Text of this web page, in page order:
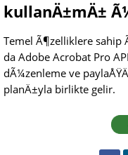
kullanÄ±mÄ±
Temel Ã¶zelliklere
da Adobe Acrobat Pro
dÃ¼zenleme ve
planÄ±yla birlikte gelir.